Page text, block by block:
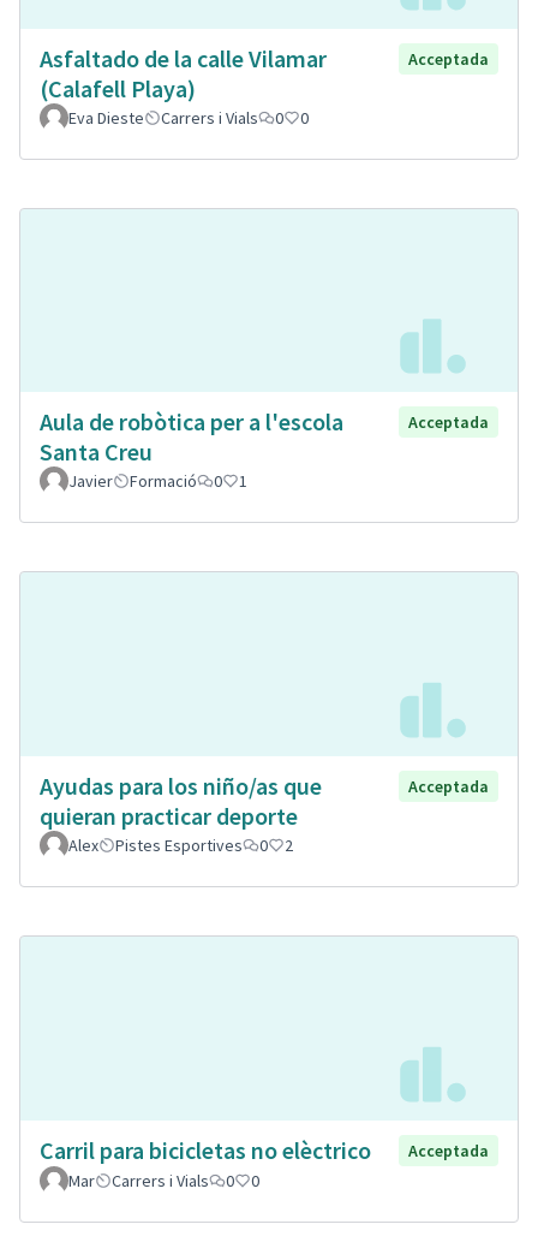
Asfaltado de la calle Vilamar
(Calafell Playa)
Acceptada
Eva Dieste Carrers i Vials 0 0
Aula de robòtica per a l'escola
Santa Creu
Acceptada
Javier Formació 0 1
Ayudas para los niño/as que
quieran practicar deporte
Acceptada
Alex Pistes Esportives 0 2
Carril para bicicletas no elèctrico
Acceptada
Mar
Carrers i Vials 0 0